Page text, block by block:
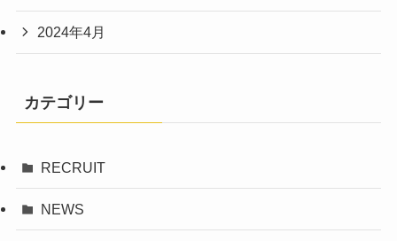
2024年4月
カテゴリー
RECRUIT
NEWS